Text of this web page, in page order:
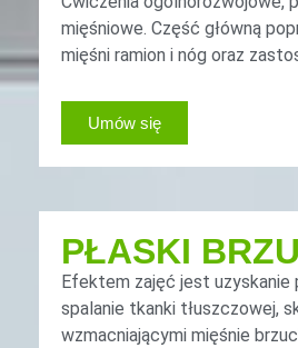
mięśniowe. Część główną
mięśni ramion i nóg oraz
Umów się
PŁASKI
Efektem zajęć jest uzyskanie
spalanie tkanki tłuszczowej,
wzmacniającymi mięśnie